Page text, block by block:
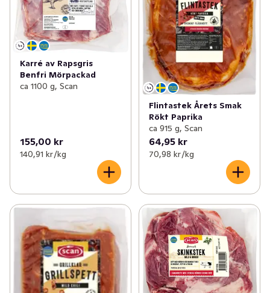
Karré av Rapsgris
Benfri Mörpackad
ca 1100 g, Scan
155,00 kr
140,91 kr /kg
Flintastek Årets Smak
Rökt Paprika
ca 915 g, Scan
64,95 kr
70,98 kr /kg